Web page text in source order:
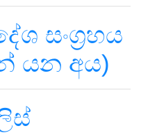
සංග්‍රහය
යන අය)